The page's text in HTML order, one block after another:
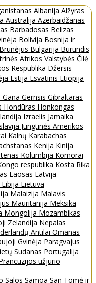
Albanija Alžyras
Australija Azerbaidžanas
Barbadosas Belizas
Bolivija Bosnija ir
Brunėjus Bulgarija Burundis
Afrikos Valstybės Čilė
Respublika Džersis
Estija Esvatinis Etiopija
Gana Gernsis Gibraltaras
Hondūras Honkongas
Izraelis Jamaika
Jungtinės Amerikos
Kalnų Karabachas
Kenija Kinija
Kolumbija Komorai
respublika Kosta Rika
Laosas Latvija
Libija Lietuva
Malaizija Malavis
Mauritanija Meksika
Mongolija Mozambikas
Zelandija Nepalas
Antilai Omanas
Gvinėja Paragvajus
Sudanas Portugalija
užjūrio
Salos Samoa San Tomė ir